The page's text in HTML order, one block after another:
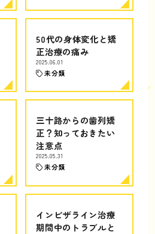
50代の身体変化と矯
正治療の痛み
2025.06.01
未分類
三十路からの歯列矯
正？知っておきたい
注意点
2025.05.31
未分類
インビザライン治療
期間中のトラブルと